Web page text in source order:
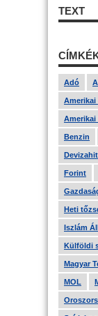
TEXT
Adó
Amerikai
Benzin
Forint
Heti
Iszlám
Külföldi
Magyar
MOL